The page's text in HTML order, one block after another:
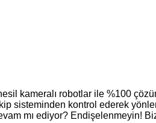
kameralı robotlar ile %100
sisteminden kontrol ederek
mı ediyor?